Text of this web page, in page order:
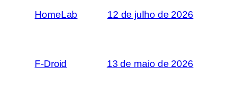
HomeLab 12 de julho de 2026
F-Droid 13 de maio de 2026